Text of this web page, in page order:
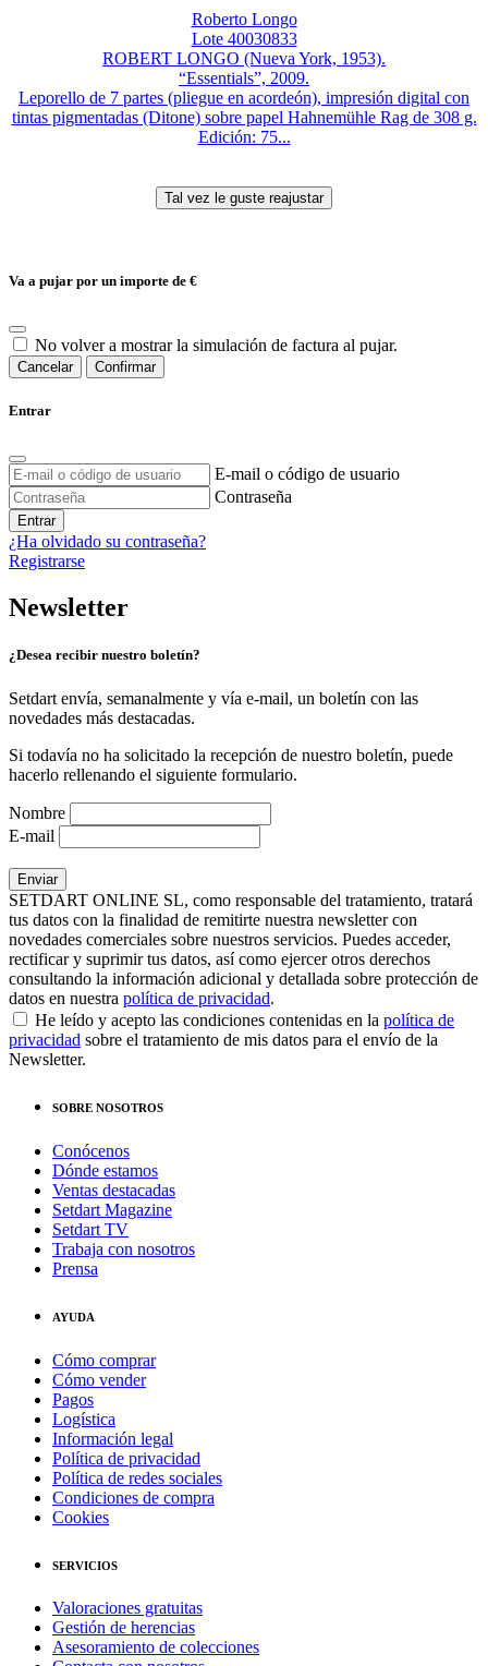
Roberto Longo
Lote 40030833
ROBERT LONGO (Nueva York, 1953).
“Essentials”, 2009.
Leporello de 7 partes (pliegue en acordeón), impresión digital con
tintas pigmentadas (Ditone) sobre papel Hahnemühle Rag de 308 g.
Edición: 75...
Va a pujar por un importe de €
No volver a mostrar la simulación de factura al pujar.
Cancelar Confirmar
Entrar
E-mail o código de usuario
Contraseña
Entrar
¿Ha olvidado su contraseña?
Registrarse
Newsletter
¿Desea recibir nuestro boletín?
Setdart envía, semanalmente y vía e-mail, un boletín con las
novedades más destacadas.
Si todavía no ha solicitado la recepción de nuestro boletín, puede
hacerlo rellenando el siguiente formulario.
Nombre
E-mail
SETDART ONLINE SL, como responsable del tratamiento, tratará
tus datos con la finalidad de remitirte nuestra newsletter con
novedades comerciales sobre nuestros servicios. Puedes acceder,
rectificar y suprimir tus datos, así como ejercer otros derechos
consultando la información adicional y detallada sobre protección de
datos en nuestra política de privacidad.
He leído y acepto las condiciones contenidas en la política de
privacidad sobre el tratamiento de mis datos para el envío de la
Newsletter.
SOBRE NOSOTROS
Conócenos
Dónde estamos
Ventas destacadas
Setdart Magazine
Setdart TV
Trabaja con nosotros
Prensa
AYUDA
Cómo comprar
Cómo vender
Pagos
Logística
Información legal
Política de privacidad
Política de redes sociales
Condiciones de compra
Cookies
SERVICIOS
Valoraciones gratuitas
Gestión de herencias
Asesoramiento de colecciones